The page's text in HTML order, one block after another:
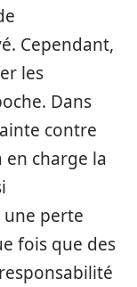
Cependant,
les
Dans
contre
en charge la
une perte
fois que des